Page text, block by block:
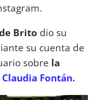
Brito dio su
su cuenta de
sobre la
Fontán.